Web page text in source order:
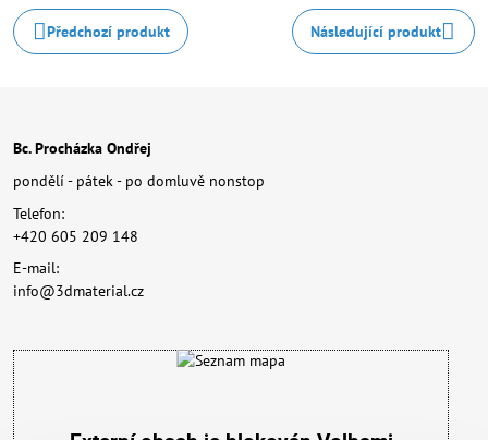
Předchozí produkt Následující produkt
Bc. Procházka Ondřej
pondělí - pátek - po domluvě nonstop
Telefon:
+420 605 209 148
E-mail:
info@3dmaterial.cz